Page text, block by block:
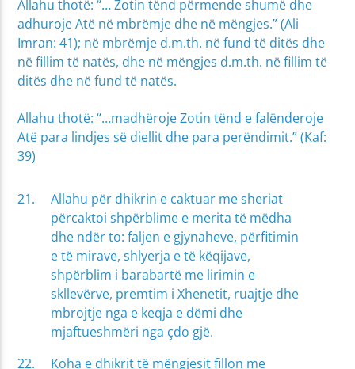
Allahu thotë: “… Zotin tënd përmende shumë dhe
adhuroje Atë në mbrëmje dhe në mëngjes.” (Ali
Imran: 41); në mbrëmje d.m.th. në fund të ditës dhe
në fillim të natës, dhe në mëngjes d.m.th. në fillim të
ditës dhe në fund të natës.
Allahu thotë: “…madhëroje Zotin tënd e falënderoje
Atë para lindjes së diellit dhe para perëndimit.” (Kaf:
39)
Allahu për dhikrin e caktuar me sheriat
përcaktoi shpërblime e merita të mëdha
dhe ndër to: faljen e gjynaheve, përfitimin
e të mirave, shlyerja e të këqijave,
shpërblim i barabartë me lirimin e
skllevërve, premtim i Xhenetit, ruajtje dhe
mbrojtje nga e keqja e dëmi dhe
mjaftueshmëri nga çdo gjë.
Koha e dhikrit të mëngjesit fillon me